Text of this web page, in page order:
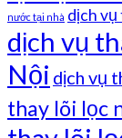
nước tại nhà dịch vụ
dịch vụ
Nội dịch vụ
thay lõi lọc